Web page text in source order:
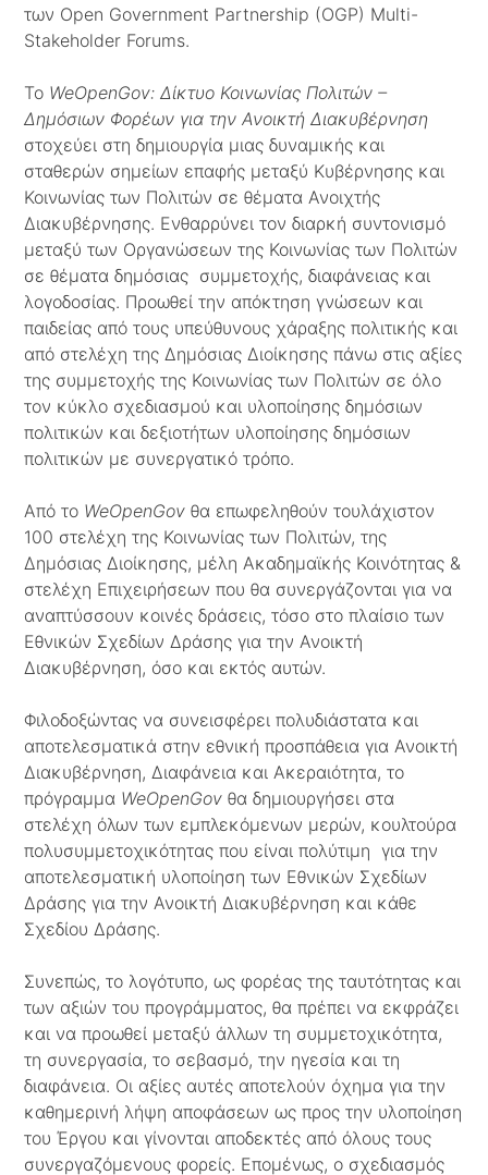
των Open Government Partnership (OGP) Μulti-
Stakeholder Forums.
Το WeOpenGov: Δίκτυο Κοινωνίας Πολιτών –
Δημόσιων Φορέων για την Ανοικτή Διακυβέρνηση
στοχεύει στη δημιουργία μιας δυναμικής και
σταθερών σημείων επαφής μεταξύ Κυβέρνησης και
Κοινωνίας των Πολιτών σε θέματα Ανοιχτής
Διακυβέρνησης. Ενθαρρύνει τον διαρκή συντονισμό
μεταξύ των Οργανώσεων της Κοινωνίας των Πολιτών
σε θέματα δημόσιας συμμετοχής, διαφάνειας και
λογοδοσίας. Προωθεί την απόκτηση γνώσεων και
παιδείας από τους υπεύθυνους χάραξης πολιτικής και
από στελέχη της Δημόσιας Διοίκησης πάνω στις αξίες
της συμμετοχής της Κοινωνίας των Πολιτών σε όλο
τον κύκλο σχεδιασμού και υλοποίησης δημόσιων
πολιτικών και δεξιοτήτων υλοποίησης δημόσιων
πολιτικών με συνεργατικό τρόπο.
Από το WeOpenGov θα επωφεληθούν τουλάχιστον
100 στελέχη της Κοινωνίας των Πολιτών, της
Δημόσιας Διοίκησης, μέλη Ακαδημαϊκής Κοινότητας &
στελέχη Επιχειρήσεων που θα συνεργάζονται για να
αναπτύσσουν κοινές δράσεις, τόσο στο πλαίσιο των
Εθνικών Σχεδίων Δράσης για την Ανοικτή
Διακυβέρνηση, όσο και εκτός αυτών.
Φιλοδοξώντας να συνεισφέρει πολυδιάστατα και
αποτελεσματικά στην εθνική προσπάθεια για Ανοικτή
Διακυβέρνηση, Διαφάνεια και Ακεραιότητα, το
πρόγραμμα WeOpenGov θα δημιουργήσει στα
στελέχη όλων των εμπλεκόμενων μερών, κουλτούρα
πολυσυμμετοχικότητας που είναι πολύτιμη για την
αποτελεσματική υλοποίηση των Εθνικών Σχεδίων
Δράσης για την Ανοικτή Διακυβέρνηση και κάθε
Σχεδίου Δράσης.
Συνεπώς, το λογότυπο, ως φορέας της ταυτότητας και
των αξιών του προγράμματος, θα πρέπει να εκφράζει
και να προωθεί μεταξύ άλλων τη συμμετοχικότητα,
τη συνεργασία, το σεβασμό, την ηγεσία και τη
διαφάνεια. Οι αξίες αυτές αποτελούν όχημα για την
καθημερινή λήψη αποφάσεων ως προς την υλοποίηση
του Έργου και γίνονται αποδεκτές από όλους τους
συνεργαζόμενους φορείς. Επομένως, ο σχεδιασμός